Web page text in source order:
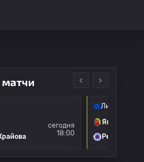
сегодня
18:00
Лига Европы
Ягеллония
Рейнджерс